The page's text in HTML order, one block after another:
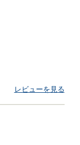
レビューを見る